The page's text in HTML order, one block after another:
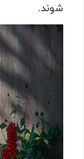
شوند.